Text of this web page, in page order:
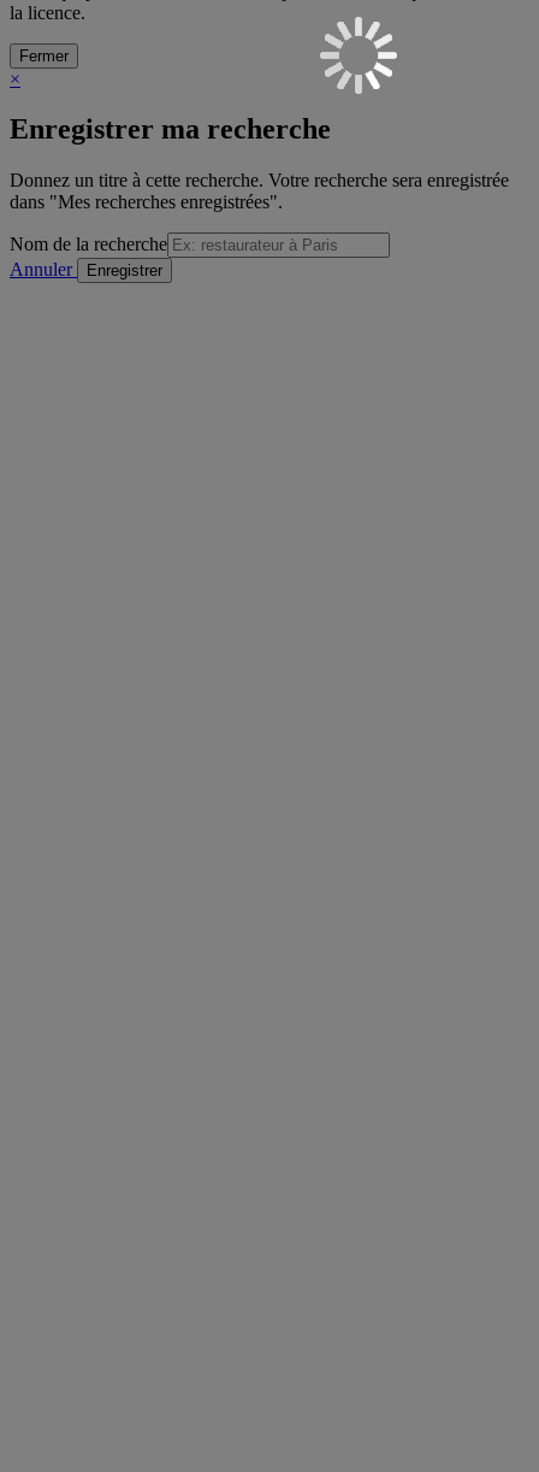
la licence.
Fermer
×
Enregistrer ma recherche
Donnez un titre à cette recherche. Votre recherche sera enregistrée
dans "Mes recherches enregistrées".
Nom de la recherche
Annuler